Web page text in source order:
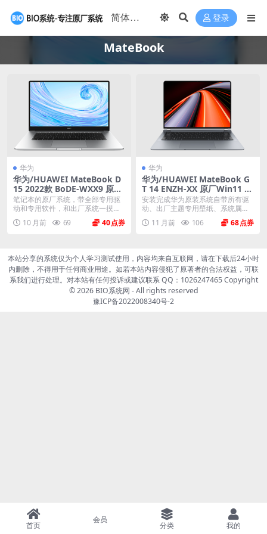
登录
MateBook
华为
华为/HUAWEI MateBook D
15 2022款 BoDE-WXX9 原厂
Windows11系统 原厂oem系
统
笔记本的原厂系统，带全部专用驱
动和专用软件，和出厂系统一摸一
样。不带一键还原功能...
10 月前 69 40
华为
华为/HUAWEI MateBook G
T 14 ENZH-XX 原厂Win11 22
H2系统 工厂文件 带F10智能
还原
安装完成华为原装系统自带所有驱
动、出厂主题专用壁纸、系统属性
联机支持标志、Off...
11 月前 106 68
本站分享的系统仅为个人学习测试使用，内容均来自互联网，请在下载后24小时
内删除，不得用于任何商业用途。如若本站内容侵犯了原著者的合法权益，可联
系我们进行处理。对本站有任何投诉或建议联系 QQ：1026247465 Copyright
© 2026 BIO系统网 - All rights reserved
豫ICP备2022008340号-2
首页
会员
分类 我的